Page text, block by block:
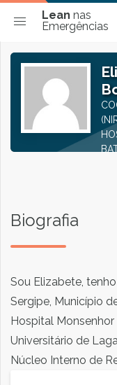
Lean nas
Emergências
Biografia
Sou Elizabete,
Sergipe, Município
Hospital
Universitário de
Núcleo Interno de